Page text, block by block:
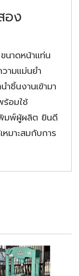
อง
นาดหน้าแท่น
ามแม่นยำ
ำชิ้นงานเข้ามา
ร้อมใช้
พิมพ์ผู้ผลิต ยินดี
หมาะสมกับการ